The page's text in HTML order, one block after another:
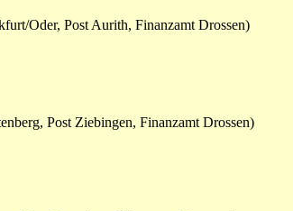
Oder, Post Aurith, Finanzamt Drossen)
Post Ziebingen, Finanzamt Drossen)